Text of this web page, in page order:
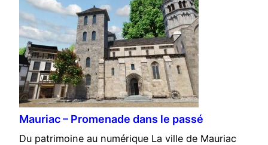
Mauriac – Promenade dans le passé
Du patrimoine au numérique La ville de Mauriac